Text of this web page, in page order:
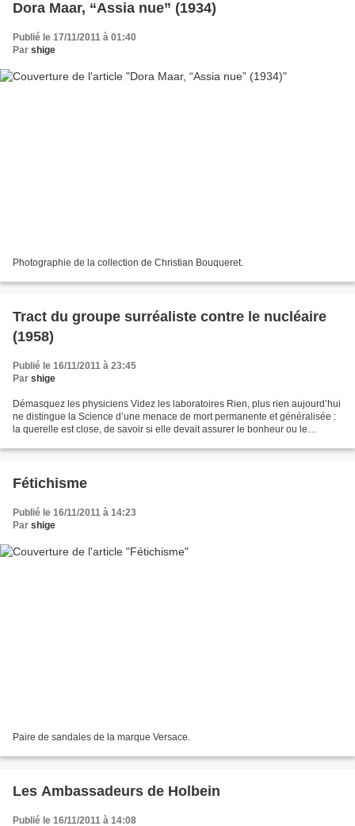
Dora Maar, “Assia nue” (1934)
Publié le 17/11/2011 à 01:40
Par shige
Photographie de la collection de Christian Bouqueret.
Tract du groupe surréaliste contre le nucléaire
(1958)
Publié le 16/11/2011 à 23:45
Par shige
Démasquez les physiciens Videz les laboratoires Rien, plus rien aujourd’hui
ne distingue la Science d’une menace de mort permanente et généralisée :
la querelle est close, de savoir si elle devait assurer le bonheur ou le
Fétichisme
Publié le 16/11/2011 à 14:23
Par shige
Paire de sandales de la marque Versace.
Les Ambassadeurs de Holbein
Publié le 16/11/2011 à 14:08